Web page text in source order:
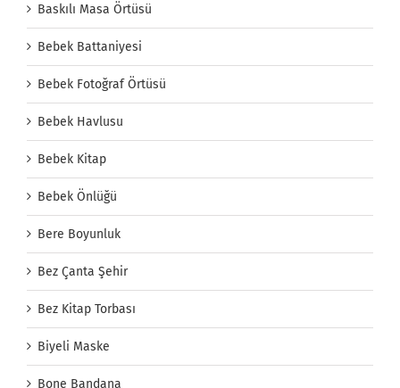
Baskılı Masa Örtüsü
Bebek Battaniyesi
Bebek Fotoğraf Örtüsü
Bebek Havlusu
Bebek Kitap
Bebek Önlüğü
Bere Boyunluk
Bez Çanta Şehir
Bez Kitap Torbası
Biyeli Maske
Bone Bandana